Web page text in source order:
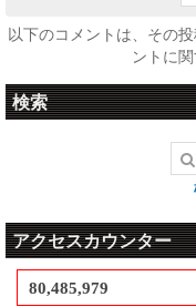
以下のコメントは、その
ントに
検索
アクセスカウンター
80,485,979